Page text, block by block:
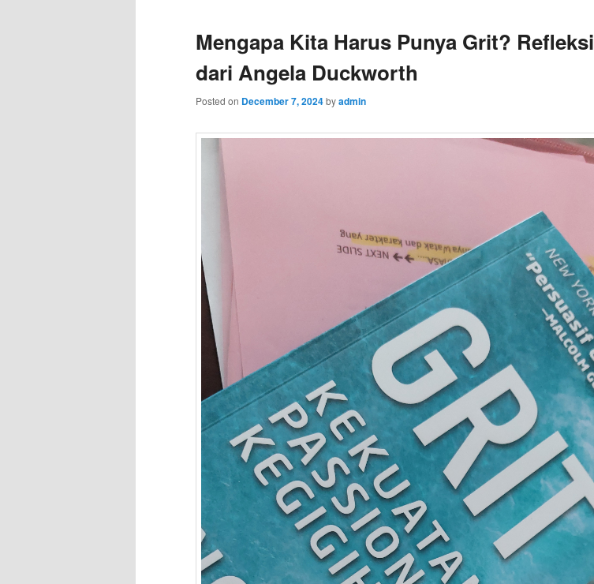
Mengapa Kita Harus Punya Grit? Refleksi
dari Angela Duckworth
Posted on December 7, 2024byadmin